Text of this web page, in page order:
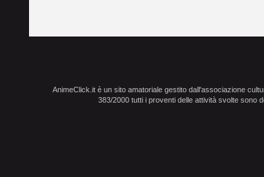
AnimeClick.it è un sito amatoriale gestito dall'associazione
383/2000 tutti i proventi delle attività svolte sono